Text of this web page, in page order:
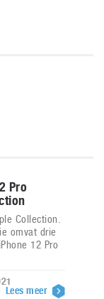
Pro
Collection.
omvat drie
12 Pro
Lees meer